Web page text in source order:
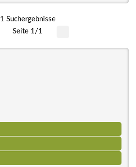
1 Suchergebnisse
Seite 1/1